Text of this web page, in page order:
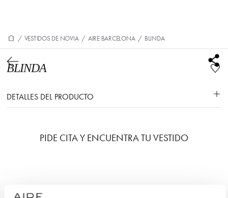
/ VESTIDOS DE NOVIA / AIRE BARCELONA / BLINDA
BLINDA
DETALLES DEL PRODUCTO
PIDE CITA Y ENCUENTRA TU VESTIDO